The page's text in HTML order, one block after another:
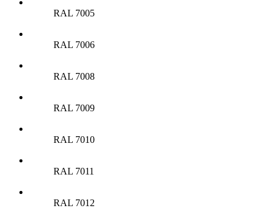
RAL 7005
RAL 7006
RAL 7008
RAL 7009
RAL 7010
RAL 7011
RAL 7012